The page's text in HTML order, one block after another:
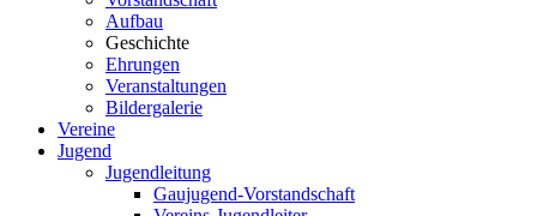
Aufbau
Geschichte
Ehrungen
Veranstaltungen
Bildergalerie
Vereine
Jugend
Jugendleitung
Gaujugend-Vorstandschaft